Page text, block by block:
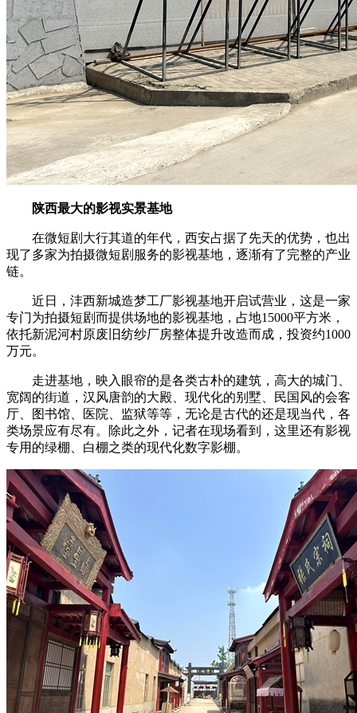
陕西最大的影视实景基地
在微短剧大行其道的年代，西安占据了先天的优势，也出
现了多家为拍摄微短剧服务的影视基地，逐渐有了完整的产业
链。
近日，沣西新城造梦工厂影视基地开启试营业，这是一家
专门为拍摄短剧而提供场地的影视基地，占地15000平方米，
依托新泥河村原废旧纺纱厂房整体提升改造而成，投资约1000
万元。
走进基地，映入眼帘的是各类古朴的建筑，高大的城门、
宽阔的街道，汉风唐韵的大殿、现代化的别墅、民国风的会客
厅、图书馆、医院、监狱等等，无论是古代的还是现当代，各
类场景应有尽有。除此之外，记者在现场看到，这里还有影视
专用的绿棚、白棚之类的现代化数字影棚。